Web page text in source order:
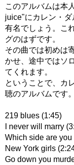
このアルバムは本
juice"にカレン・
有名でしょう。こ
グのはずです。
その曲では初めは
かせ、途中ではソ
てくれます。
ということで、カ
聴のアルバムです。
219 blues (1:45)
I never will marry
Which side are you
New York girls
Go down you